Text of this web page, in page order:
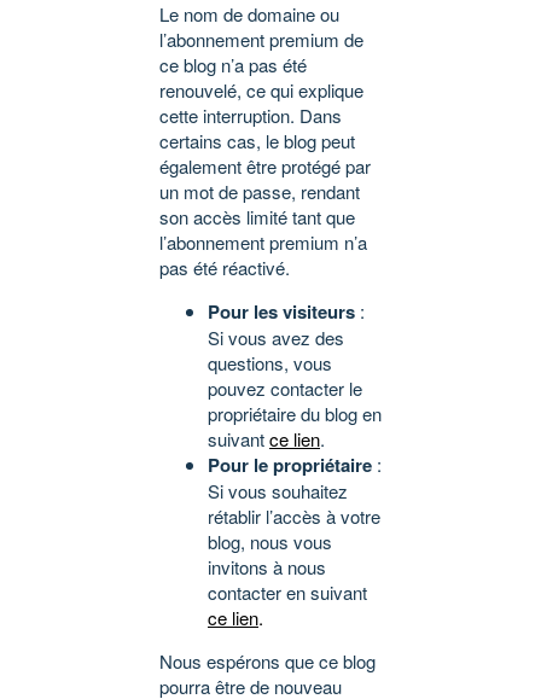
Le nom de domaine ou
l’abonnement premium de
ce blog n’a pas été
renouvelé, ce qui explique
cette interruption. Dans
certains cas, le blog peut
également être protégé par
un mot de passe, rendant
son accès limité tant que
l’abonnement premium n’a
pas été réactivé.
Pour les visiteurs :
Si vous avez des
questions, vous
pouvez contacter le
propriétaire du blog en
suivantce lien.
Pour le propriétaire :
Si vous souhaitez
rétablir l’accès à votre
blog, nous vous
invitons à nous
contacter en suivant
ce lien.
Nous espérons que ce blog
pourra être de nouveau